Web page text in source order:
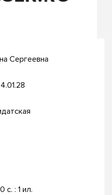
Сергеевна
с. : 1 ил.